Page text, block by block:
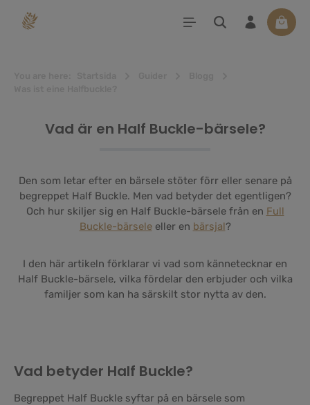
Vad är en Half Buckle-bärsele?
Den som letar efter en bärsele stöter förr eller senare på
begreppet Half Buckle. Men vad betyder det egentligen?
Och hur skiljer sig en Half Buckle-bärsele från en Full
Buckle-bärseleeller en bärsjal?
I den här artikeln förklarar vi vad som kännetecknar en
Half Buckle-bärsele, vilka fördelar den erbjuder och vilka
familjer som kan ha särskilt stor nytta av den.
Vad betyder Half Buckle?
Begreppet Half Buckle syftar på en bärsele som